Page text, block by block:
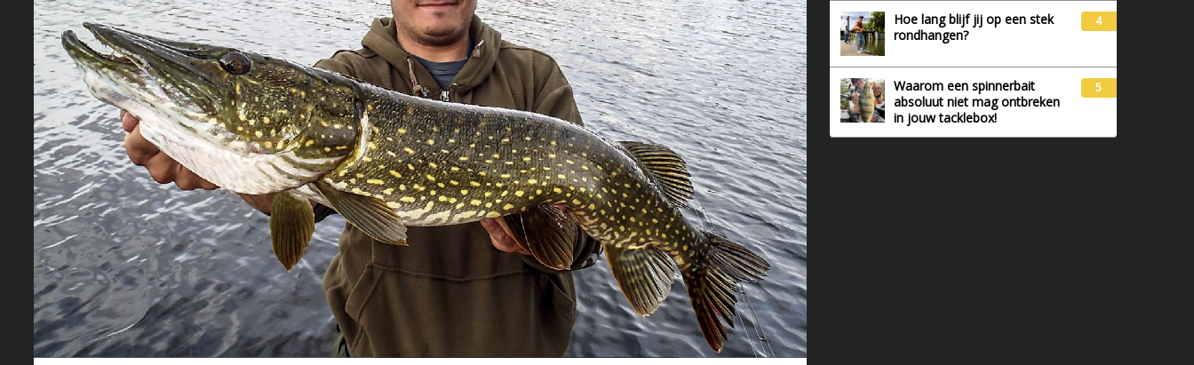
Hoe lang blijf jij op een stek
rondhangen?
4
Waarom een spinnerbait
absoluut niet mag ontbreken
in jouw tacklebox!
5